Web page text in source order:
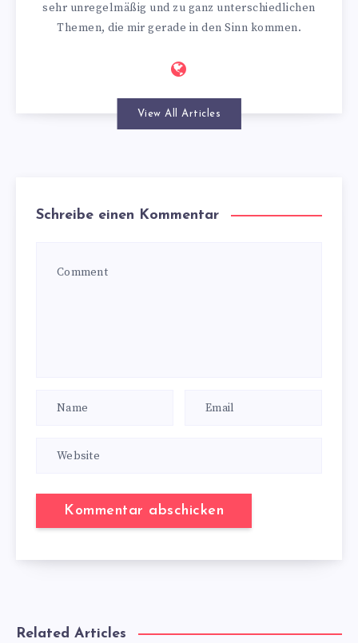
sehr unregelmäßig und zu ganz unterschiedlichen
Themen, die mir gerade in den Sinn kommen.
View All Articles
Schreibe einen Kommentar
Related Articles